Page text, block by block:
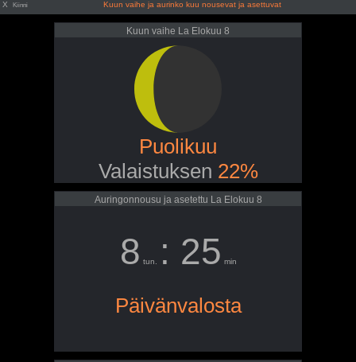
X Kiinni Kuun vaihe ja aurinko kuu nousevat ja asettuvat
Kuun vaihe La Elokuu 8
Puolikuu
Valaistuksen 22%
Auringonnousu ja asetettu La Elokuu 8
8 tun. : 25 min
Päivänvalosta